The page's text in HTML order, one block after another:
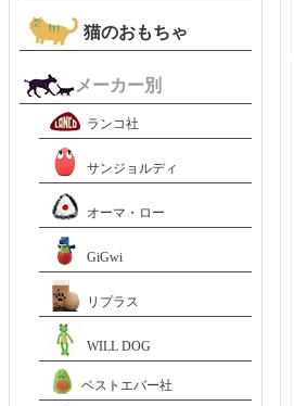
猫のおもちゃ
メーカー別
ランコ社
サンジョルディ
オーマ・ロー
GiGwi
リプラス
WILL DOG
ベストエバー社